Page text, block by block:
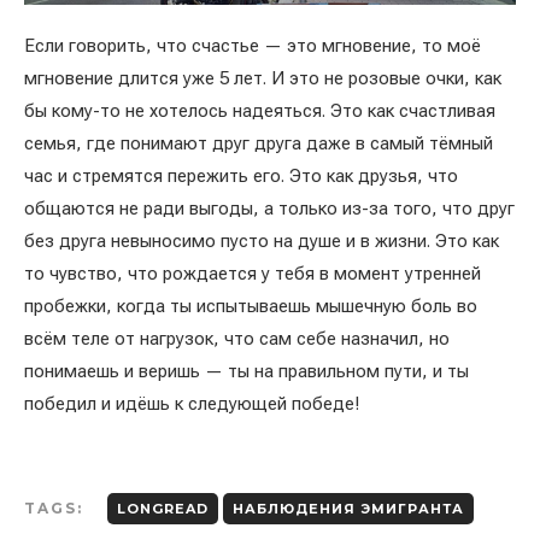
Если говорить, что счастье — это мгновение, то моё
мгновение длится уже 5 лет. И это не розовые очки, как
бы кому-то не хотелось надеяться. Это как счастливая
семья, где понимают друг друга даже в самый тёмный
час и стремятся пережить его. Это как друзья, что
общаются не ради выгоды, а только из-за того, что друг
без друга невыносимо пусто на душе и в жизни. Это как
то чувство, что рождается у тебя в момент утренней
пробежки, когда ты испытываешь мышечную боль во
всём теле от нагрузок, что сам себе назначил, но
понимаешь и веришь — ты на правильном пути, и ты
победил и идёшь к следующей победе!
TAGS: LONGREAD НАБЛЮДЕНИЯ ЭМИГРАНТА